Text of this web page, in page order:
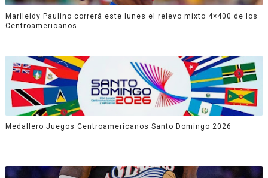
Marileidy Paulino correrá este lunes el relevo mixto 4×400 de los
Centroamericanos
Medallero Juegos Centroamericanos Santo Domingo 2026